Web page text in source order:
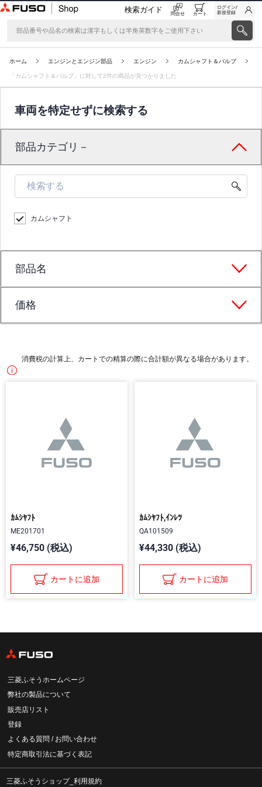
検索ガイド 問合せ カート
ログイン/
新規登録
ホーム エンジンとエンジン部品 エンジン カムシャフト＆バルブ
「カムシャフト＆バルブ」に対して2件の商品が見つかりました
車両を特定せずに検索する
部品カテゴリ－
カムシャフト
部品名
価格
消費税の計算上、カートでの精算の際に合計額が異なる場合があります。
ｶﾑｼﾔﾌﾄ
ME201701
¥46,750 (税込)
カートに追加
ｶﾑｼﾔﾌﾄ,ｲﾝﾚﾂ
QA101509
¥44,330 (税込)
カートに追加
三菱ふそうホームページ
弊社の製品について
販売店リスト
登録
よくある質問 / お問い合わせ
特定商取引法に基づく表記
三菱ふそうショップ_利用規約